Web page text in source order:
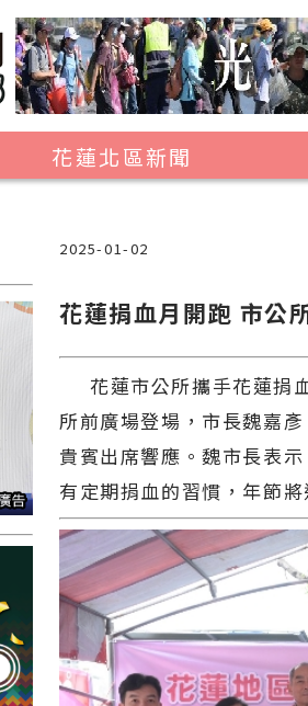
花蓮北區新聞
吉安鄉
秀林鄉
2025-01-02
花蓮捐血月開跑 市公
花蓮市公所攜手花蓮捐
所前廣場登場，市長魏嘉
貴賓出席響應。魏市長表
有定期捐血的習慣，年節